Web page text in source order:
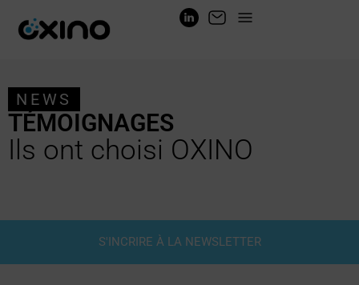
NEWS
TÉMOIGNAGES
Ils ont choisi OXINO
S'INCRIRE À LA NEWSLETTER